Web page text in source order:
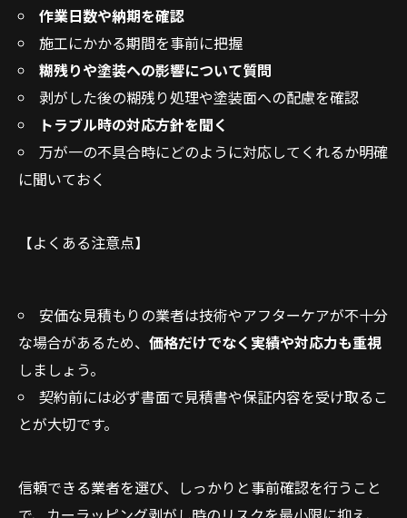
作業日数や納期を確認
施工にかかる期間を事前に把握
糊残りや塗装への影響について質問
剥がした後の糊残り処理や塗装面への配慮を確認
トラブル時の対応方針を聞く
万が一の不具合時にどのように対応してくれるか明確
に聞いておく
【よくある注意点】
安価な見積もりの業者は技術やアフターケアが不十分
な場合があるため、 価格だけでなく実績や対応力も重視
しましょう。
契約前には必ず書面で見積書や保証内容を受け取るこ
とが大切です。
信頼できる業者を選び、しっかりと事前確認を行うこと